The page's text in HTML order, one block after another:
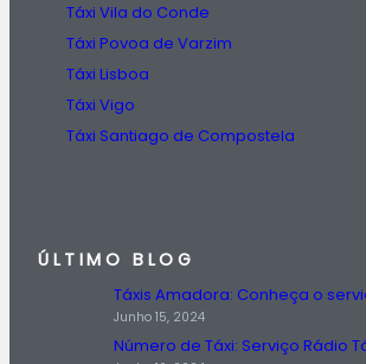
Táxi Vila do Conde
Táxi Povoa de Varzim
Táxi Lisboa
Táxi Vigo
Táxi Santiago de Compostela
ÚLTIMO BLOG
Junho 15, 2024